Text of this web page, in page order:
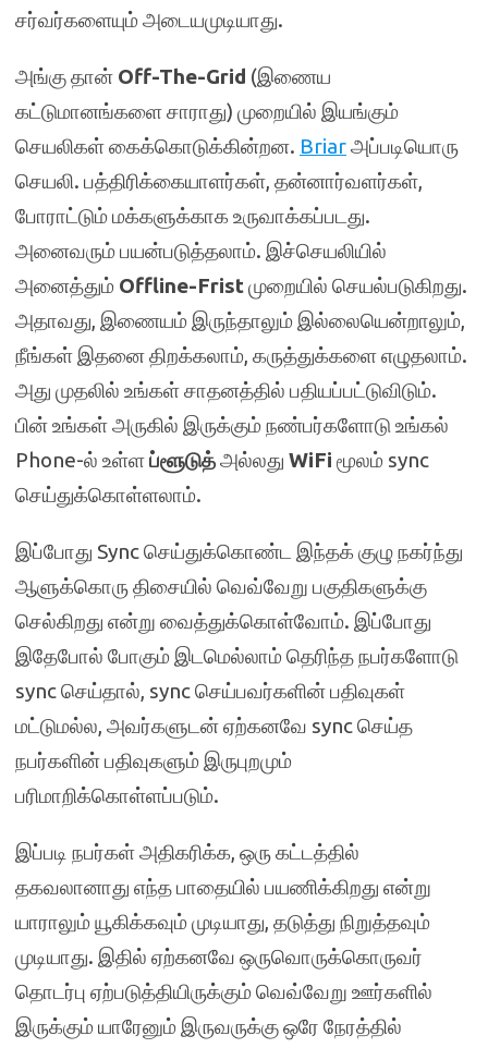
சர்வர்களையும் அடையமுடியாது.
அங்கு தான் Off-The-Grid (இணைய
கட்டுமானங்களை சாராது) முறையில் இயங்கும்
செயலிகள் கைக்கொடுக்கின்றன. Briarஅப்படியொரு
செயலி. பத்திரிக்கையாளர்கள், தன்னார்வளர்கள்,
போராட்டும் மக்களுக்காக உருவாக்கப்படது.
அனைவரும் பயன்படுத்தலாம். இச்செயலியில்
அனைத்தும் Offline-Fristமுறையில் செயல்படுகிறது.
அதாவது, இணையம் இருந்தாலும் இல்லையென்றாலும்,
நீங்கள் இதனை திறக்கலாம், கருத்துக்களை எழுதலாம்.
அது முதலில் உங்கள் சாதனத்தில் பதியப்பட்டுவிடும்.
பின் உங்கள் அருகில் இருக்கும் நண்பர்களோடு உங்கல்
Phone-ல் உள்ளப்ளூடுத்அல்லது WiFi மூலம் sync
செய்துக்கொள்ளலாம்.
இப்போது Sync செய்துக்கொண்ட இந்தக் குழு நகர்ந்து
ஆளுக்கொரு திசையில் வெவ்வேறு பகுதிகளுக்கு
செல்கிறது என்று வைத்துக்கொள்வோம். இப்போது
இதேபோல் போகும் இடமெல்லாம் தெரிந்த நபர்களோடு
sync செய்தால், sync செய்பவர்களின் பதிவுகள்
மட்டுமல்ல, அவர்களுடன் ஏற்கனவே sync செய்த
நபர்களின் பதிவுகளும் இருபுறமும்
பரிமாறிக்கொள்ளப்படும்.
இப்படி நபர்கள் அதிகரிக்க, ஒரு கட்டத்தில்
தகவலானாது எந்த பாதையில் பயணிக்கிறது என்று
யாராலும் யூகிக்கவும் முடியாது, தடுத்து நிறுத்தவும்
முடியாது. இதில் ஏற்கனவே ஒருவொருக்கொருவர்
தொடர்பு ஏற்படுத்தியிருக்கும் வெவ்வேறு ஊர்களில்
இருக்கும் யாரேனும் இருவருக்கு ஒரே நேரத்தில்